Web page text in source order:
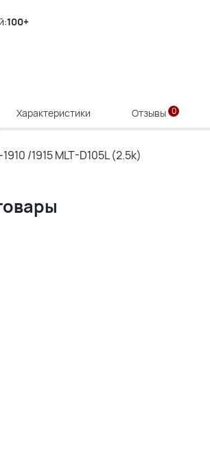
100+
Характеристики Отзывы 0
/1915 MLT-D105L (2.5k)